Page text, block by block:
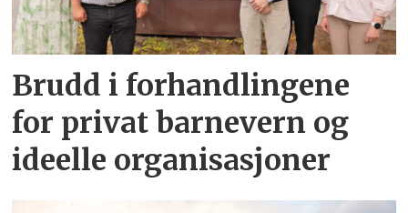
Brudd i forhandlingene
for privat barnevern og
ideelle organisasjoner